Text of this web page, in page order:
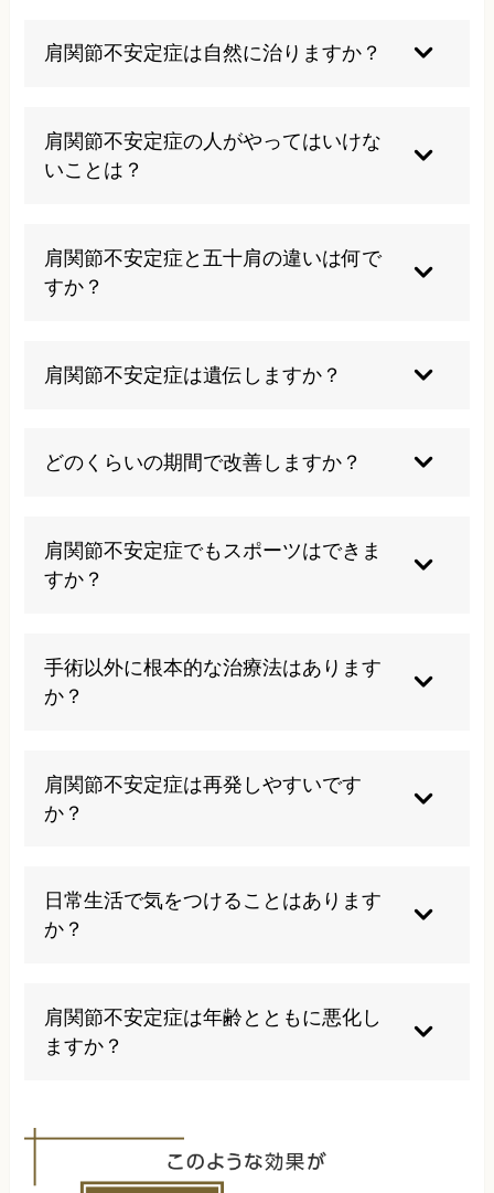
肩関節不安定症は自然に治りますか？
置すると症状が悪化する傾向があるため、適切な
治療が必要です。
肩関節不安定症の人がやってはいけな
いことは？
ーニングは避けるべきです。症状を悪化させる可
能性があります。
肩関節不安定症と五十肩の違いは何で
すか？
肩関節不安定症は逆に関節が緩くなって不安定に
なる疾患です。
肩関節不安定症は遺伝しますか？
ありますが、必ずしも遺伝するわけではありませ
どのくらいの期間で改善しますか？
治療を受ければ数ヶ月から半年程度で改善が期待
できます。
肩関節不安定症でもスポーツはできま
すか？
化する可能性があるため、専門家の指導のもとで
行うことが重要です。
手術以外に根本的な治療法はあります
か？
り、関節の機能を改善し根本的な治療が可能な場
合があります。
肩関節不安定症は再発しやすいです
か？
作を続けると再発しやすい傾向があります。
日常生活で気をつけることはあります
か？
け、適度な運動で筋力を維持することが大切で
す。
肩関節不安定症は年齢とともに悪化し
ますか？
可能性がありますが、早期治療により進行を防ぐ
ことができます。